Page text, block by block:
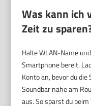
Was kann ich
Zeit zu
Halte WLAN-Name
Smartphone bereit.
Konto an, bevor du
Soundbar nahe am
aus. So sparst du